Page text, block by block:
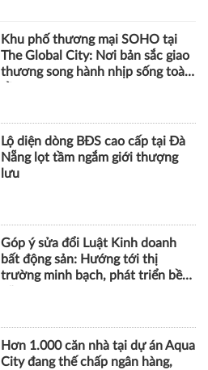
Khu phố thương mại SOHO tại
The Global City: Nơi bản sắc giao
thương song hành nhịp sống toàn
Lộ diện dòng BĐS cao cấp tại Đà
Nẵng lọt tầm ngắm giới thượng
lưu
Góp ý sửa đổi Luật Kinh doanh
bất động sản: Hướng tới thị
trường minh bạch, phát triển bền
Hơn 1.000 căn nhà tại dự án Aqua
City đang thế chấp ngân hàng,